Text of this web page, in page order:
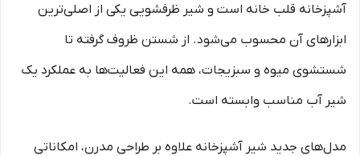
آشپزخانه قلب خانه است و شیر ظرفشویی یکی از اصلی‌ترین
ابزارهای آن محسوب می‌شود. از شستن ظروف گرفته تا
شستشوی میوه و سبزیجات، همه این فعالیت‌ها به عملکرد یک
شیر آب مناسب وابسته است.
مدل‌های جدید شیر آشپزخانه علاوه بر طراحی مدرن، امکاناتی